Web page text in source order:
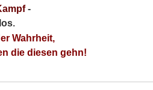
-
.
Wahrheit,
die diesen gehn!